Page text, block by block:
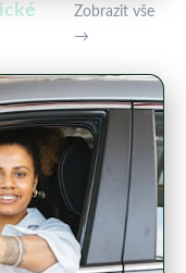
Zobrazit vše
→